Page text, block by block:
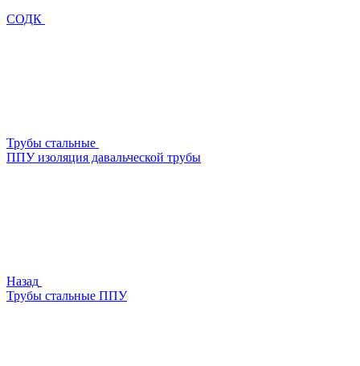
СОДК
Трубы стальные
ППУ изоляция давальческой трубы
Назад
Трубы стальные ППУ